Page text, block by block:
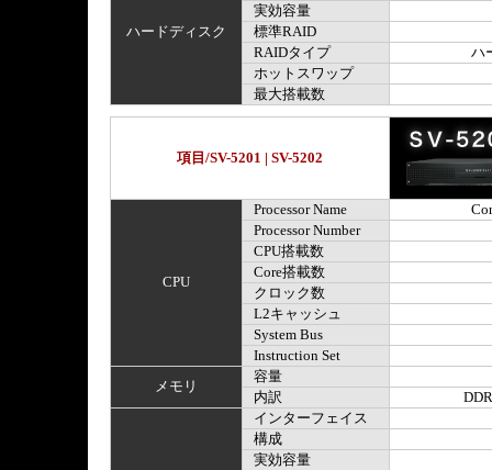
ハードディスク
実効容量
標準RAID
RAIDタイプ
ハ
ホットスワップ
最大搭載数
項目/SV-5201 | SV-5202
CPU
Processor Name
Processor Number
CPU搭載数
Core搭載数
クロック数
L2キャッシュ
System Bus
Instruction Set
メモリ
容量
内訳
インターフェイス
構成
実効容量